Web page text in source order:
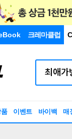
크레마클럽
이벤트 바이백 매